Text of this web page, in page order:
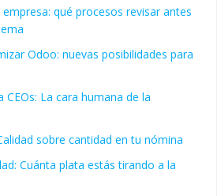
qué procesos revisar antes
Odoo: nuevas posibilidades para
CEOs: La cara humana de la
sobre cantidad en tu nómina
Cuánta plata estás tirando a la